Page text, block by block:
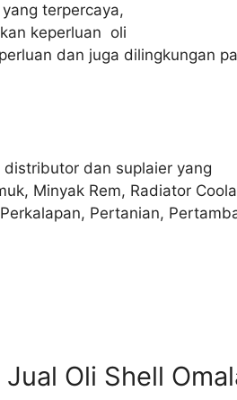
terpercaya,
keperluan oli
dan juga dilingkungan
dan suplaier yang
Minyak Rem, Radiator
Pertanian,
Jual Oli Shell